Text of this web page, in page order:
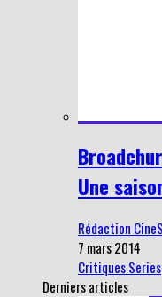
Une
Rédaction
7 mars 2014
Critiques Series
Derniers articles